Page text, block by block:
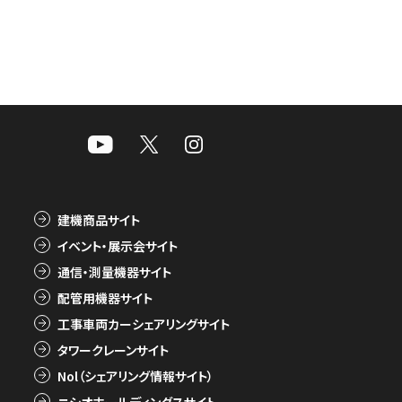
建機商品サイト
イベント・展示会サイト
通信・測量機器サイト
配管用機器サイト
工事車両カーシェアリングサイト
タワークレーンサイト
Nol（シェアリング情報サイト）